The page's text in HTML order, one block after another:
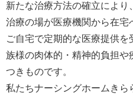
新たな治療方法の確立により
治療の場が医療機関から在宅
ご自宅で定期的な医療提供
族様の肉体的・精神的負担
つきものです。
私たちナーシングホームき